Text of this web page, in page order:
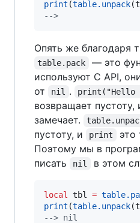
print (table.unpack(
-->
Опять же благодаря
table.pack
— это
используют C API,
от
nil . print("Hello
возвращает пустоту,
замечает.
пустоту, и
print
это
Поэтому мы в
писать
nil в этом
local tbl =
print (table.unpack(
--> nil